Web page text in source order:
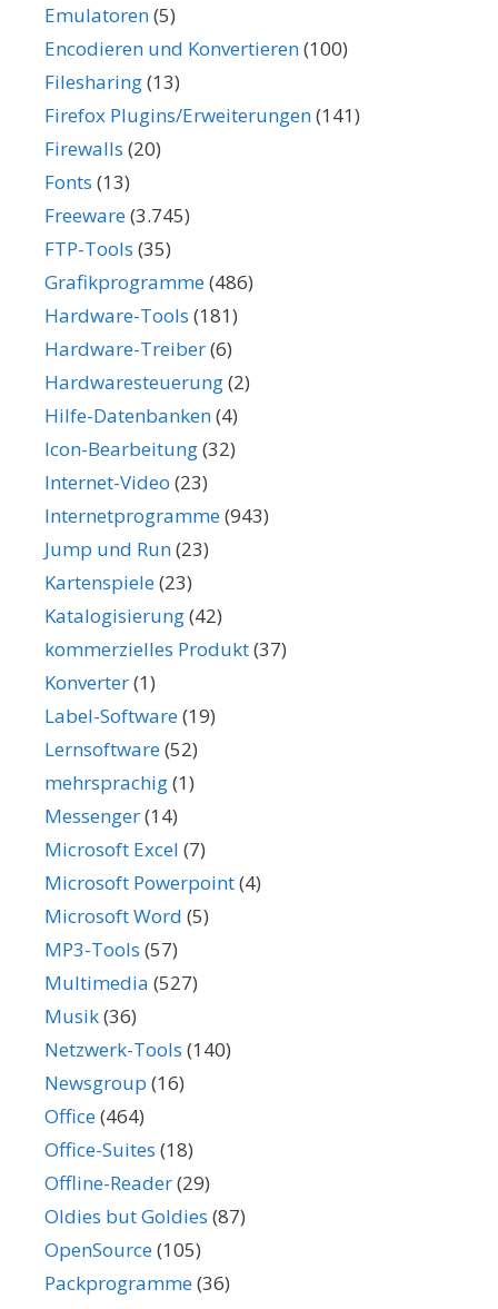
Emulatoren(5)
Encodieren und Konvertieren(100)
Filesharing(13)
Firefox Plugins/Erweiterungen(141)
Firewalls (20)
Fonts (13)
Freeware(3.745)
FTP-Tools (35)
Grafikprogramme(486)
Hardware-Tools (181)
Hardware-Treiber(6)
Hardwaresteuerung(2)
Hilfe-Datenbanken(4)
Icon-Bearbeitung(32)
Internet-Video (23)
Internetprogramme(943)
Jump und Run(23)
Kartenspiele(23)
Katalogisierung(42)
kommerzielles Produkt(37)
Konverter(1)
Label-Software(19)
Lernsoftware(52)
mehrsprachig(1)
Messenger(14)
Microsoft Excel (7)
Microsoft Powerpoint(4)
Microsoft Word (5)
MP3-Tools (57)
Multimedia (527)
Musik(36)
Netzwerk-Tools (140)
Newsgroup (16)
Office(464)
Office-Suites (18)
Offline-Reader(29)
Oldies but Goldies (87)
OpenSource(105)
Packprogramme(36)